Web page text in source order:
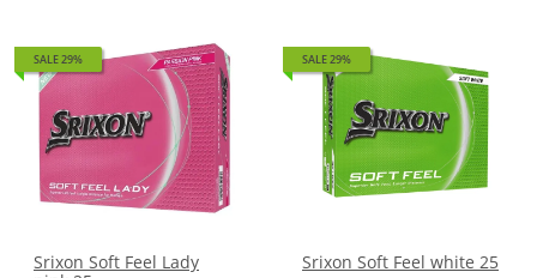
SALE 29%
Srixon Soft Feel Lady
SALE 29%
Srixon Soft Feel white 25